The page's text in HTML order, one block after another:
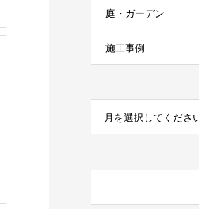
庭・ガーデン
施工事例
月を選択してくださ